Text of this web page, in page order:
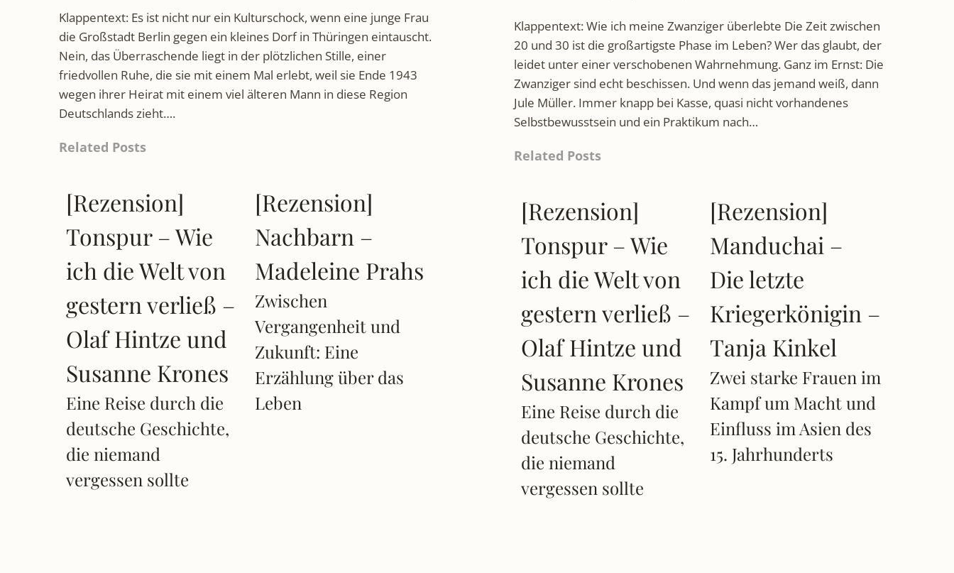
Klappentext: Es ist nicht nur ein Kulturschock, wenn eine junge Frau
die Großstadt Berlin gegen ein kleines Dorf in Thüringen eintauscht.
Nein, das Überraschende liegt in der plötzlichen Stille, einer
friedvollen Ruhe, die sie mit einem Mal erlebt, weil sie Ende 1943
wegen ihrer Heirat mit einem viel älteren Mann in diese Region
Deutschlands zieht….
Related Posts
[Rezension]
Tonspur – Wie
ich die Welt von
gestern verließ –
Olaf Hintze und
Susanne Krones
Eine Reise durch die
deutsche Geschichte,
die niemand
vergessen sollte
[Rezension]
Nachbarn –
Madeleine Prahs
Zwischen
Vergangenheit und
Zukunft: Eine
Erzählung über das
Leben
Klappentext: Wie ich meine Zwanziger überlebte Die Zeit zwischen
20 und 30 ist die großartigste Phase im Leben? Wer das glaubt, der
leidet unter einer verschobenen Wahrnehmung. Ganz im Ernst: Die
Zwanziger sind echt beschissen. Und wenn das jemand weiß, dann
Jule Müller. Immer knapp bei Kasse, quasi nicht vorhandenes
Selbstbewusstsein und ein Praktikum nach…
Related Posts
[Rezension]
Tonspur – Wie
ich die Welt von
gestern verließ –
Olaf Hintze und
Susanne Krones
Eine Reise durch die
deutsche Geschichte,
die niemand
vergessen sollte
[Rezension]
Manduchai –
Die letzte
Kriegerkönigin –
Tanja Kinkel
Zwei starke Frauen im
Kampf um Macht und
Einfluss im Asien des
15. Jahrhunderts